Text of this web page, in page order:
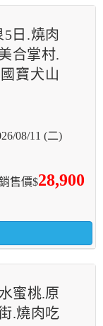
5日.燒肉
合掌村.
寶犬山
08/11 (二)
售價$28,900
蜜桃.原
.燒肉吃